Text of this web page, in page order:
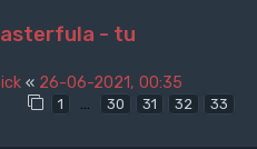
- tu
« 26-06-2021, 00:35
1 … 30 31 32 33